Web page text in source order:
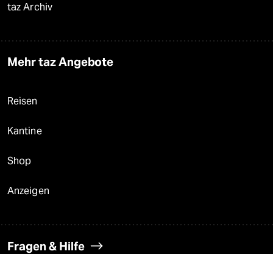
taz Archiv
Mehr taz Angebote
Reisen
Kantine
Shop
Anzeigen
Fragen & Hilfe